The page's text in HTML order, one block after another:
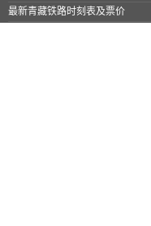
最新青藏铁路时刻表及票价